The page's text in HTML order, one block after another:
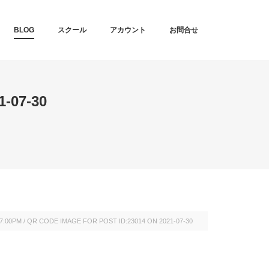
BLOG スクール アカウント お問合せ
07-30
/ QR CODE IMAGE FOR POST ID:23014 ON 2021-07-30